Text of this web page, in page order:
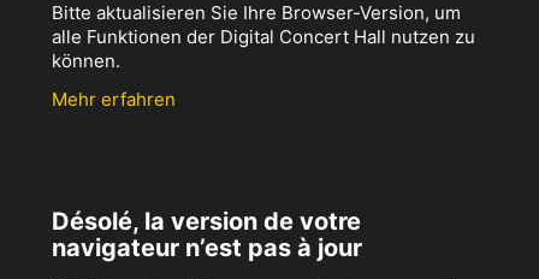
Bitte aktualisieren Sie Ihre Browser-Version, um
alle Funktionen der Digital Concert Hall nutzen zu
können.
Mehr erfahren
Désolé, la version de votre
navigateur n’est pas à jour